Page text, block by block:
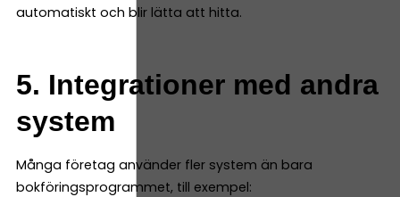
automatiskt och blir lätta att hitta.
5. Integrationer med andra
system
Många företag använder fler system än bara
bokföringsprogrammet, till exempel: